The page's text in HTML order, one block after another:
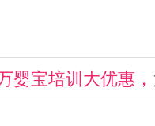
婴宝培训大优惠，